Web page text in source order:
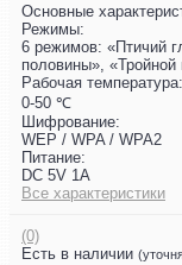
Основные
Режимы:
6 режимов: «Птичий
половины»,
Рабочая температура:
0-50 ℃
Шифрование:
WEP / WPA / WPA2
Питание:
DC 5V 1A
Все характеристики
(0)
Есть в наличии